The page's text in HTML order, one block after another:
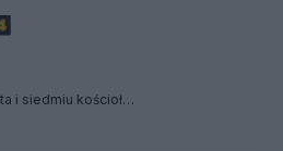
Opętanie, terror, upadek świata i siedmiu kościołów: Possessed / Terrorizer - Relacja